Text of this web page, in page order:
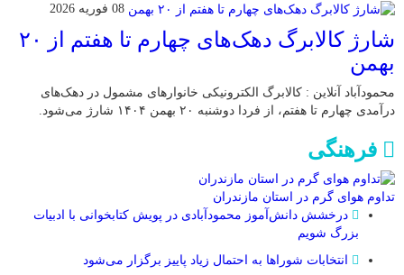
08 فوریه 2026
شارژ کالابرگ دهک‌های چهارم تا هفتم از ۲۰
بهمن
محمودآباد آنلاین : کالابرگ الکترونیکی خانوار‌های مشمول در دهک‌های
درآمدی چهارم تا هفتم، از فردا دوشنبه ۲۰ بهمن ۱۴۰۴ شارژ می‌شود.
فرهنگی
تداوم هوای گرم در استان مازندران
درخشش دانش‌آموز محمودآبادی در پویش کتابخوانی با ادبیات
بزرگ شویم
انتخابات شوراها به احتمال زیاد پاییز برگزار می‌شود